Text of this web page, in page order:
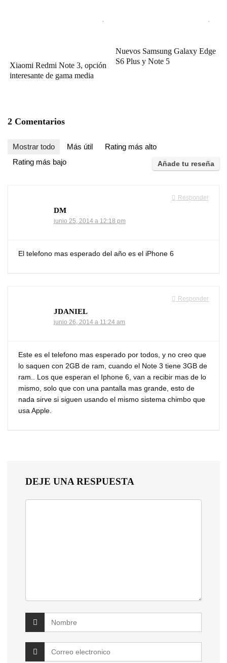
Xiaomi Redmi Note 3, opción
interesante de gama media
Nuevos Samsung Galaxy Edge
S6 Plus y Note 5
2 Comentarios
Mostrar todo Más útil
Rating más alto
Rating más bajo
Añade tu reseña
Responder
DM
junio 25, 2014 a 12:18 pm
El telefono mas esperado del año es el iPhone 6
Responder
JDANIEL
junio 26, 2014 a 11:24 am
Este es el telefono mas esperado por todos, y no creo que
lo saquen con 2GB de ram, cuando el Note 3 tiene 3GB de
ram.. Los que esperan el Iphone 6, van a recibir mas de lo
mismo, solo que con una pantalla mas grande, esto de
nada sirve si siguen usando el mismo sistema chimbo que
usa Apple.
DEJE UNA RESPUESTA